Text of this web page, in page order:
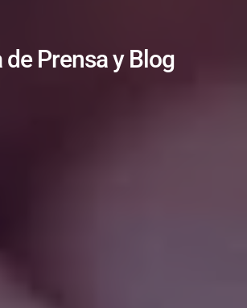
de Prensa y Blog